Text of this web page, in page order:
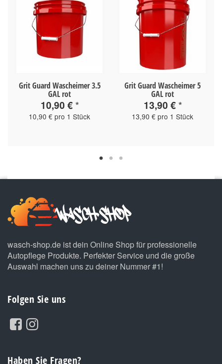
Grit Guard Wascheimer 3.5
GAL rot
10,90 €*
10,90 € pro 1 Stück
Grit Guard Wascheimer 5
GAL rot
13,90 €*
13,90 € pro 1 Stück
wasch-shop.de ist dein Online Shop für professionelle
Autopflege Produkte. Perfekter Service und die große
Auswahl machen uns zu deiner Nummer #1!
Folgen Sie uns
Haben Sie Fragen?